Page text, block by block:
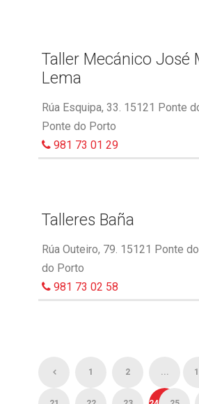
Taller Mecánico José
Lema
Rúa Esquipa, 33. 15121 Ponte
Ponte do Porto
981 73 01 29
Talleres Baña
Rúa Outeiro, 79. 15121 Ponte
do Porto
981 73 02 58
1 2 ...